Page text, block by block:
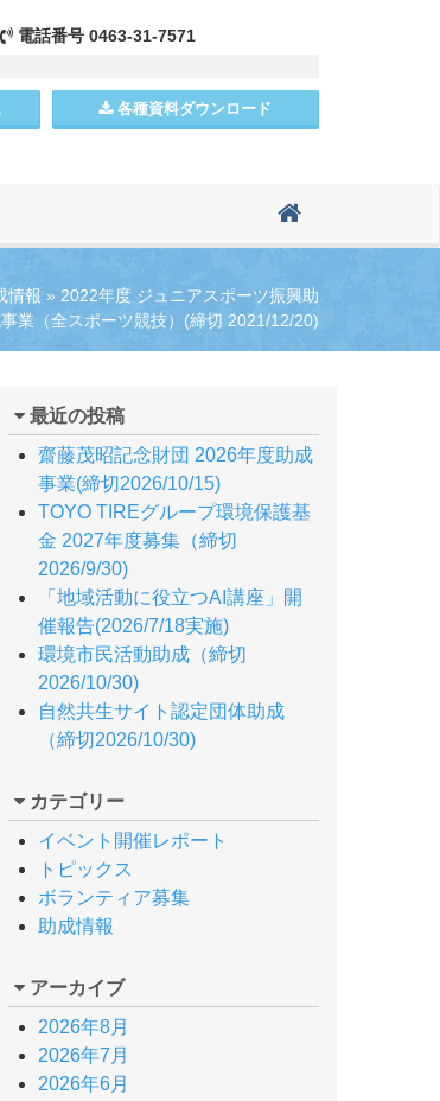
電話番号0463-31-7571
各種資料ダウンロード
情報 » 2022年度 ジュニアスポーツ振興助
事業（全スポーツ競技）(締切 2021/12/20)
最近の投稿
齋藤茂昭記念財団 2026年度助成
事業(締切2026/10/15)
TOYO TIREグループ環境保護基
金 2027年度募集（締切
2026/9/30)
「地域活動に役立つAI講座」開
催報告(2026/7/18実施)
環境市民活動助成（締切
2026/10/30)
自然共生サイト認定団体助成
（締切2026/10/30)
カテゴリー
イベント開催レポート
トピックス
ボランティア募集
助成情報
アーカイブ
2026年8月
2026年7月
2026年6月